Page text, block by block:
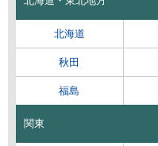
北海道
秋田
福島
関東